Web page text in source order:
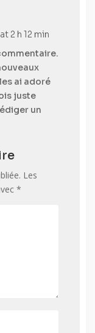
2 h 12 min
ai adoré
juste
un
Les
*